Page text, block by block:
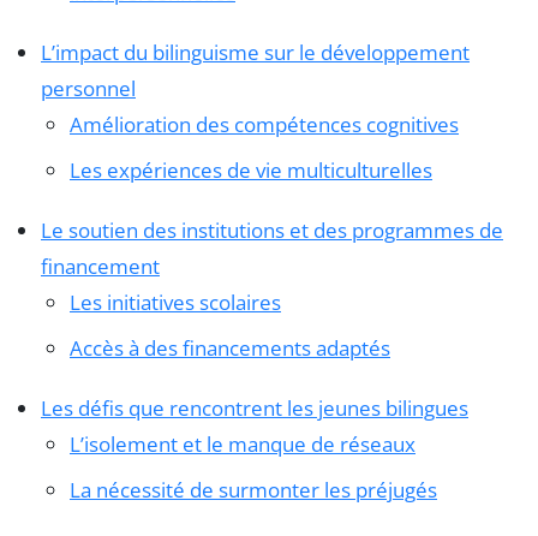
L’impact du bilinguisme sur le développement
personnel
Amélioration des compétences cognitives
Les expériences de vie multiculturelles
Le soutien des institutions et des programmes de
financement
Les initiatives scolaires
Accès à des financements adaptés
Les défis que rencontrent les jeunes bilingues
L’isolement et le manque de réseaux
La nécessité de surmonter les préjugés